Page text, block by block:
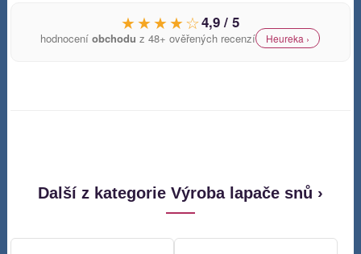
★★★★☆4,9 / 5
hodnoceníobchodu z 48+ ověřených recenzí Heureka ›
Další z kategorie Výroba lapače snů ›